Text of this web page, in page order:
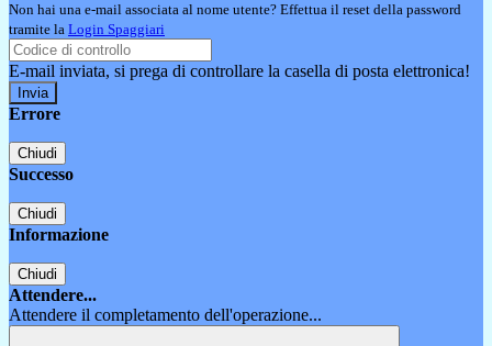
Non hai una e-mail associata al nome utente? Effettua il reset della password
tramite la Login Spaggiari
E-mail inviata, si prega di controllare la casella di posta elettronica!
Errore
Chiudi
Successo
Chiudi
Informazione
Chiudi
Attendere...
Attendere il completamento dell'operazione...